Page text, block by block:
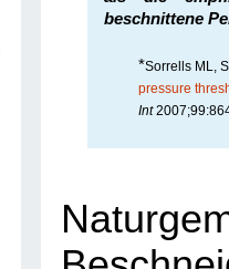
beschnittene
*Sorrells ML,
pressure
Int